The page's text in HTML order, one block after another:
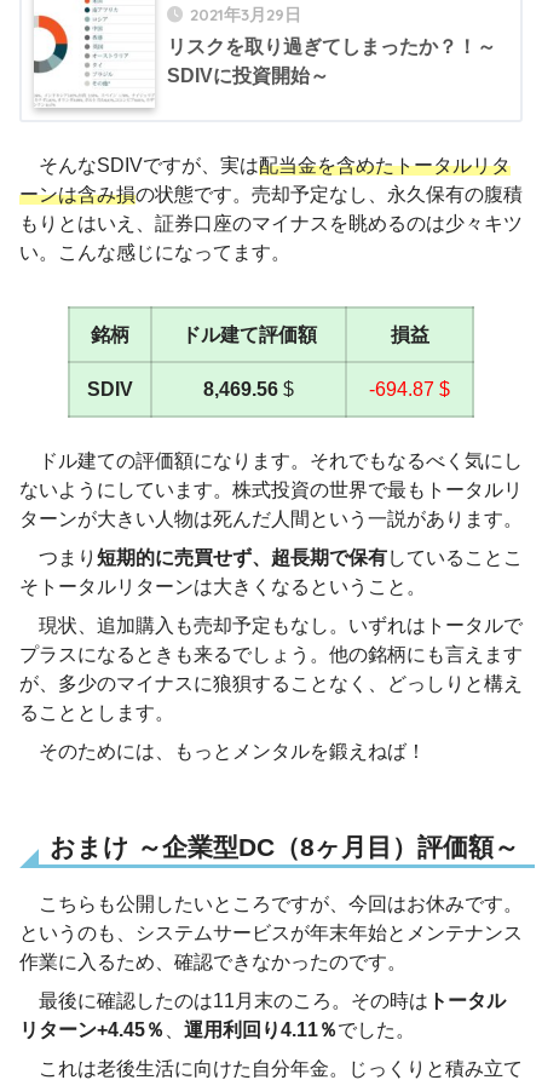
2021年3月29日
リスクを取り過ぎてしまったか？！～
SDIVに投資開始～
そんなSDIVですが、実は配当金を含めたトータルリタ
ーンは含み損の状態です。売却予定なし、永久保有の腹積
もりとはいえ、証券口座のマイナスを眺めるのは少々キツ
い。こんな感じになってます。
銘柄 ドル建て評価額 損益
SDIV 8,469.56 $ -694.87 $
ドル建ての評価額になります。それでもなるべく気にし
ないようにしています。株式投資の世界で最もトータルリ
ターンが大きい人物は死んだ人間という一説があります。
つまり 短期的に売買せず、超長期で保有していることこ
そトータルリターンは大きくなるということ。
現状、追加購入も売却予定もなし。いずれはトータルで
プラスになるときも来るでしょう。他の銘柄にも言えます
が、多少のマイナスに狼狽することなく、どっしりと構え
ることとします。
そのためには、もっとメンタルを鍛えねば！
おまけ ～企業型DC（8ヶ月目）評価額～
こちらも公開したいところですが、今回はお休みです。
というのも、システムサービスが年末年始とメンテナンス
作業に入るため、確認できなかったのです。
最後に確認したのは11月末のころ。その時は トータル
リターン+4.45％
運用利回り4.11％でした。
これは老後生活に向けた自分年金。じっくりと積み立て